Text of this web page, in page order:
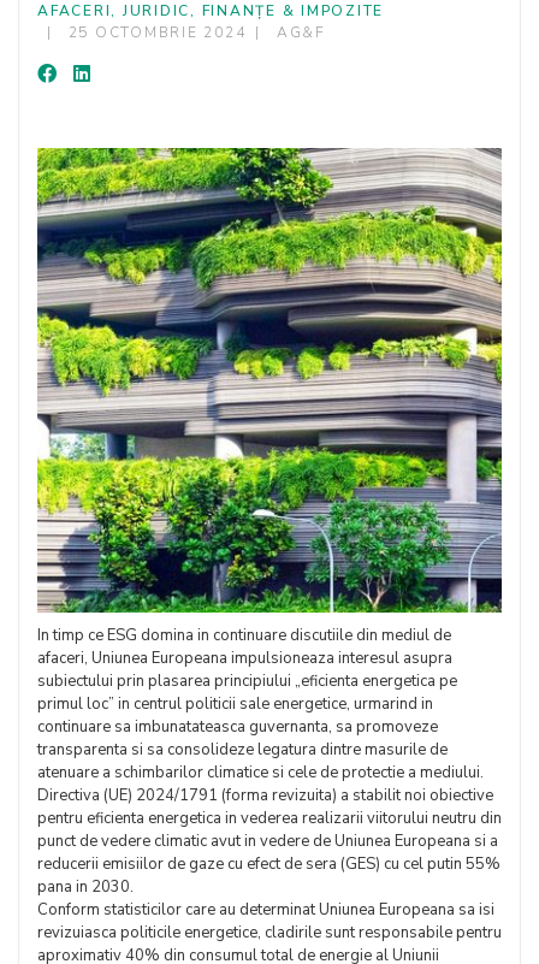
AFACERI, JURIDIC, FINANȚE & IMPOZITE
25 OCTOMBRIE 2024
AG&F
In timp ce ESG domina in continuare discutiile din mediul de
afaceri, Uniunea Europeana impulsioneaza interesul asupra
subiectului prin plasarea principiului „eficienta energetica pe
primul loc” in centrul politicii sale energetice, urmarind in
continuare sa imbunatateasca guvernanta, sa promoveze
transparenta si sa consolideze legatura dintre masurile de
atenuare a schimbarilor climatice si cele de protectie a mediului.
Directiva (UE) 2024/1791 (forma revizuita) a stabilit noi obiective
pentru eficienta energetica in vederea realizarii viitorului neutru din
punct de vedere climatic avut in vedere de Uniunea Europeana si a
reducerii emisiilor de gaze cu efect de sera (GES) cu cel putin 55%
pana in 2030.
Conform statisticilor care au determinat Uniunea Europeana sa isi
revizuiasca politicile energetice, cladirile sunt responsabile pentru
aproximativ 40% din consumul total de energie al Uniunii